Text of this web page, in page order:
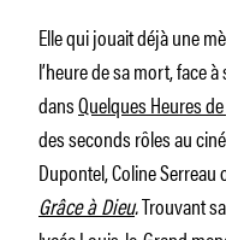
Elle qui jouait déjà une
l’heure de sa mort, face
dansQuelques Heures
des seconds rôles au
Dupontel, Coline Serreau
Grâce à Dieu.Trouvant